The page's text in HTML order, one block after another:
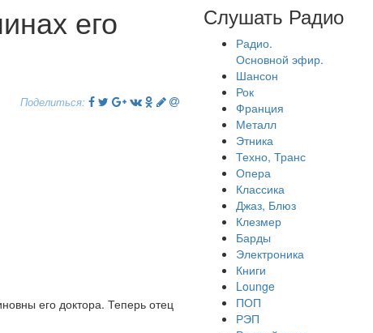
его
Поделиться:
его доктора. Теперь отец
Слушать Радио
Радио.
Основной эфир.
Шансон
Рок
Франция
Металл
Этника
Техно, Транс
Опера
Классика
Джаз, Блюз
Клезмер
Барды
Электроника
Книги
Lounge
ПОП
РЭП